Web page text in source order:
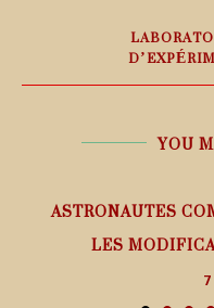
YOU
ASTRONAUTES
LES